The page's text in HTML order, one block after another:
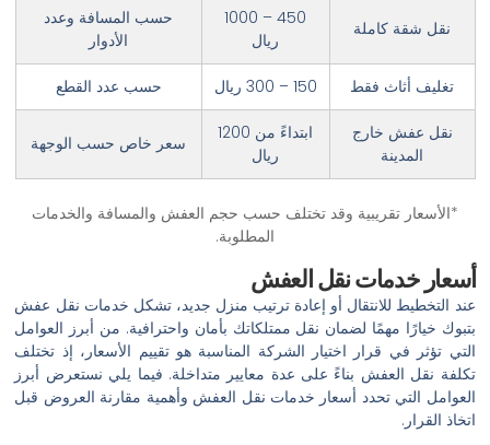
نقل شقة كاملة
450 – 1000
ريال
حسب المسافة وعدد
الأدوار
تغليف أثاث فقط 150 – 300 ريال حسب عدد القطع
نقل عفش خارج
المدينة
ابتداءً من 1200
ريال
سعر خاص حسب الوجهة
*الأسعار تقريبية وقد تختلف حسب حجم العفش والمسافة والخدمات
المطلوبة.
أسعار خدمات نقل العفش
عند التخطيط للانتقال أو إعادة ترتيب منزل جديد، تشكل خدمات نقل عفش
بتبوك خيارًا مهمًا لضمان نقل ممتلكاتك بأمان واحترافية. من أبرز العوامل
التي تؤثر في قرار اختيار الشركة المناسبة هو تقييم الأسعار، إذ تختلف
تكلفة نقل العفش بناءً على عدة معايير متداخلة. فيما يلي نستعرض أبرز
العوامل التي تحدد أسعار خدمات نقل العفش وأهمية مقارنة العروض قبل
اتخاذ القرار.